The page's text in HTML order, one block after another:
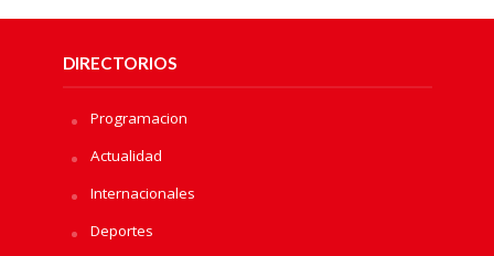
DIRECTORIOS
Programacion
Actualidad
Internacionales
Deportes